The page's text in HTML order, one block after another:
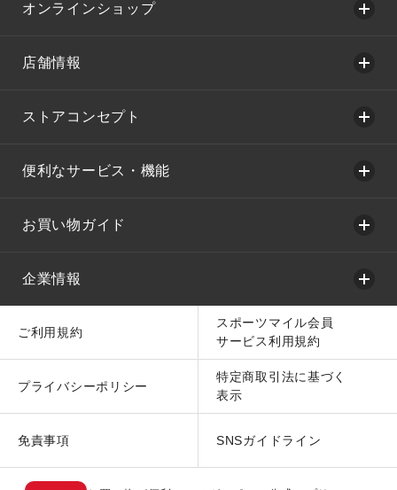
オンラインショップ
店舗情報
ストアコンセプト
便利なサービス・機能
お買い物ガイド
企業情報
ご利用規約
スポーツマイル会員
サービス利用規約
プライバシーポリシー
特定商取引法に基づく
表示
免責事項 SNSガイドライン